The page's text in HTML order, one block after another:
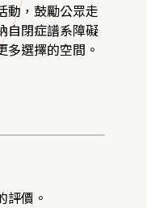
動，鼓勵公眾走
自閉症譜系障礙
多選擇的空間。
評價。